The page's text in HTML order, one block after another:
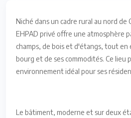
Niché dans un cadre rural au nord de
EHPAD privé offre une atmosphère
champs, de bois et d'étangs, tout
bourg et de ses commodités. Ce lieu
environnement idéal pour ses
Le bâtiment, moderne et sur deux